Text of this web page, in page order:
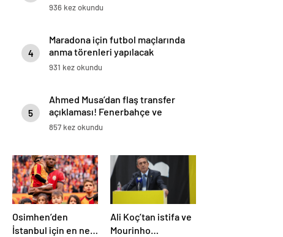
936 kez okundu
4
Maradona için futbol maçlarında
anma törenleri yapılacak
931 kez okundu
5
Ahmed Musa’dan flaş transfer
açıklaması! Fenerbahçe ve
Galatasaray…
857 kez okundu
Osimhen’den
İstanbul için en net
Ali Koç’tan istifa ve
Mourinho